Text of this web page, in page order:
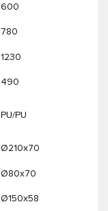
600
780
1230
490
PU/PU
Ø210х70
Ø80х70
Ø150х58